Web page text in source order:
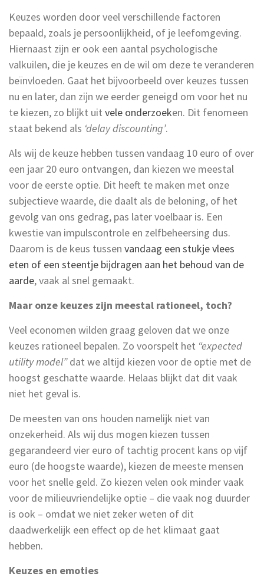
Keuzes worden door veel verschillende factoren
bepaald, zoals je persoonlijkheid, of je leefomgeving.
Hiernaast zijn er ook een aantal psychologische
valkuilen, die je keuzes en de wil om deze te veranderen
beïnvloeden. Gaat het bijvoorbeeld over keuzes tussen
nu en later, dan zijn we eerder geneigd om voor het nu
te kiezen, zo blijkt uit vele onderzoeken. Dit fenomeen
staat bekend als ‘delay discounting’.
Als wij de keuze hebben tussen vandaag 10 euro of over
een jaar 20 euro ontvangen, dan kiezen we meestal
voor de eerste optie. Dit heeft te maken met onze
subjectieve waarde, die daalt als de beloning, of het
gevolg van ons gedrag, pas later voelbaar is. Een
kwestie van impulscontrole en zelfbeheersing dus.
Daarom is de keus tussen vandaag een stukje vlees
eten of een steentje bijdragen aan het behoud van de
aarde, vaak al snel gemaakt.
Maar onze keuzes zijn meestal rationeel, toch?
Veel economen wilden graag geloven dat we onze
keuzes rationeel bepalen. Zo voorspelt het “expected
utility model”dat we altijd kiezen voor de optie met de
hoogst geschatte waarde. Helaas blijkt dat dit vaak
niet het geval is.
De meesten van ons houden namelijk niet van
onzekerheid. Als wij dus mogen kiezen tussen
gegarandeerd vier euro of tachtig procent kans op vijf
euro (de hoogste waarde), kiezen de meeste mensen
voor het snelle geld. Zo kiezen velen ook minder vaak
voor de milieuvriendelijke optie – die vaak nog duurder
is ook – omdat we niet zeker weten of dit
daadwerkelijk een effect op de het klimaat gaat
hebben.
Keuzes en emoties